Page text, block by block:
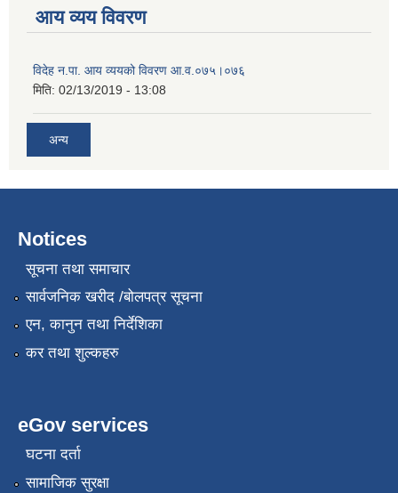
आय व्यय विवरण
विदेह न.पा. आय व्ययको विवरण आ.व.०७५।०७६
मिति: 02/13/2019 - 13:08
अन्य
Notices
सूचना तथा समाचार
सार्वजनिक खरीद /बोलपत्र सूचना
एन, कानुन तथा निर्देशिका
कर तथा शुल्कहरु
eGov services
घटना दर्ता
सामाजिक सुरक्षा